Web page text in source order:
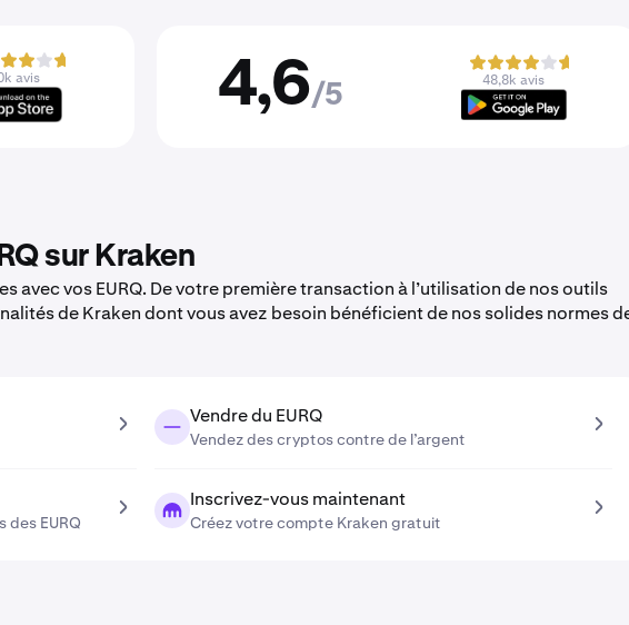
avis 4,6/5
48,8k avis
sur Kraken
avec vos EURQ. De votre première transaction à l’utilisation de nos outils
de Kraken dont vous avez besoin bénéficient de nos solides normes
Vendre du EURQ
Vendez des cryptos contre de l’argent
EURQ
Inscrivez-vous maintenant
Créez votre compte Kraken gratuit